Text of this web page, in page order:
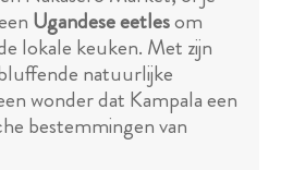
Ugandese eetlesom
lokale keuken. Met zijn
natuurlijke
wonder dat Kampala een
bestemmingen van